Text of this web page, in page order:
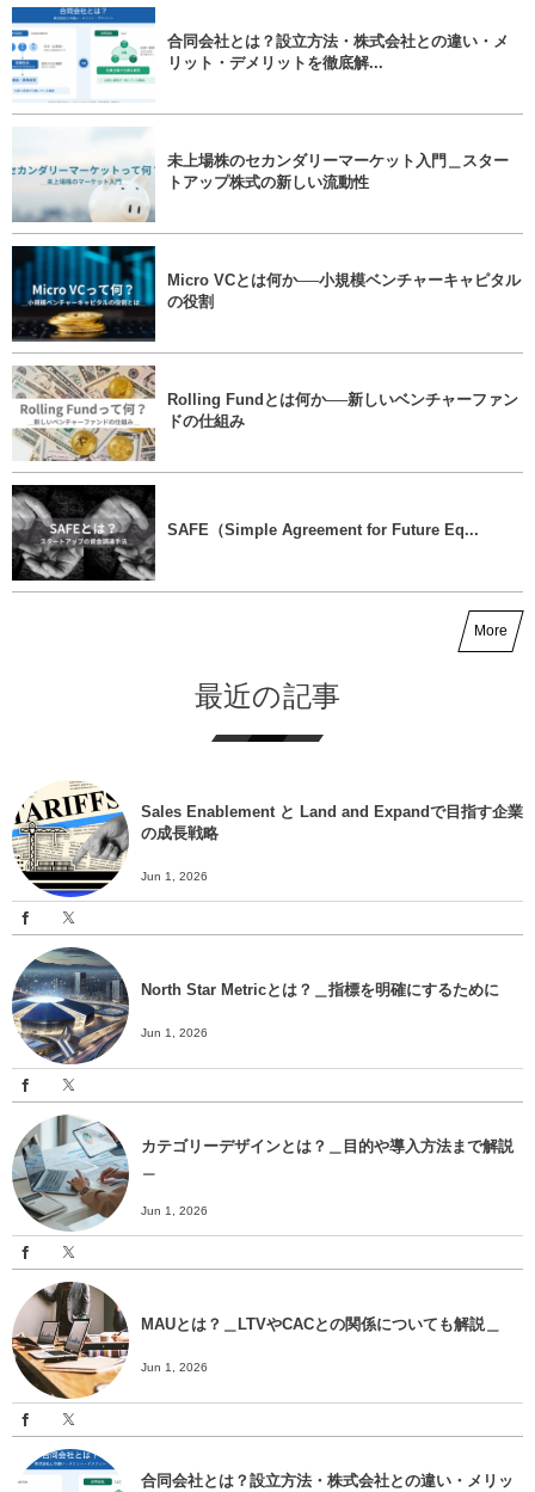
合同会社とは？設立方法・株式会社との違い・メ
リット・デメリットを徹底解...
未上場株のセカンダリーマーケット入門＿スター
トアップ株式の新しい流動性
Micro VCとは何か──小規模ベンチャーキャピタル
の役割
Rolling Fundとは何か──新しいベンチャーファン
ドの仕組み
SAFE（Simple Agreement for Future Eq...
More
最近の記事
Sales Enablement と Land and Expandで目指す企業
の成長戦略
Jun 1, 2026
North Star Metricとは？＿指標を明確にするために
Jun 1, 2026
カテゴリーデザインとは？＿目的や導入方法まで解説
Jun 1, 2026
MAUとは？＿LTVやCACとの関係についても解説＿
Jun 1, 2026
合同会社とは？設立方法・株式会社との違い・メリッ